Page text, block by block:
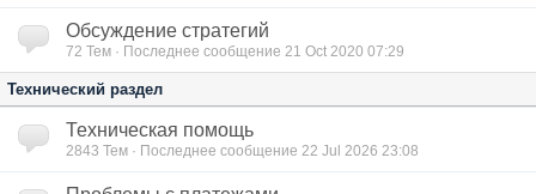
Обсуждение стратегий
72 Тем · Последнее сообщение 21 Oct 2020 07:29
Технический раздел
Техническая помощь
2843 Тем · Последнее сообщение 22 Jul 2026 23:08